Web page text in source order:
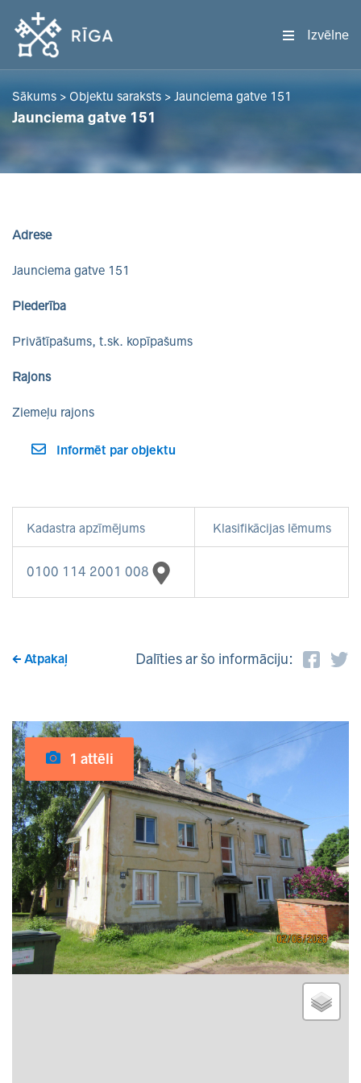
Izvēlne
Sākums > Objektu saraksts > Jaunciema gatve 151
Jaunciema gatve 151
Adrese
Jaunciema gatve 151
Piederība
Privātīpašums, t.sk. kopīpašums
Rajons
Ziemeļu rajons
Informēt par objektu
Kadastra apzīmējums Klasifikācijas lēmums
0100 114 2001 008
Atpakaļ Dalīties ar šo informāciju:
1 attēli